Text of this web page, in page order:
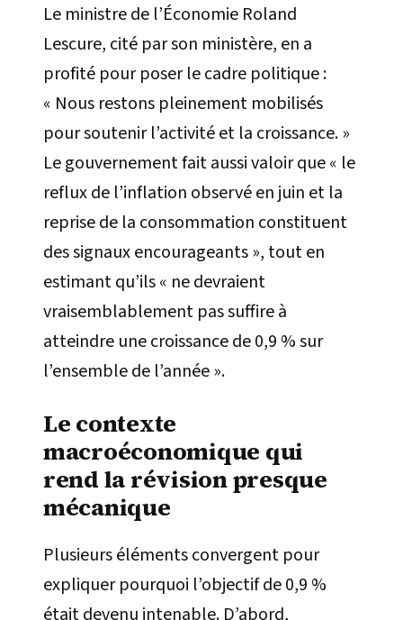
Le ministre de l’Économie Roland
Lescure, cité par son ministère, en a
profité pour poser le cadre politique :
« Nous restons pleinement mobilisés
pour soutenir l’activité et la croissance. »
Le gouvernement fait aussi valoir que « le
reflux de l’inflation observé en juin et la
reprise de la consommation constituent
des signaux encourageants », tout en
estimant qu’ils « ne devraient
vraisemblablement pas suffire à
atteindre une croissance de 0,9 % sur
l’ensemble de l’année ».
Le contexte
macroéconomique qui
rend la révision presque
mécanique
Plusieurs éléments convergent pour
expliquer pourquoi l’objectif de 0,9 %
était devenu intenable. D’abord,